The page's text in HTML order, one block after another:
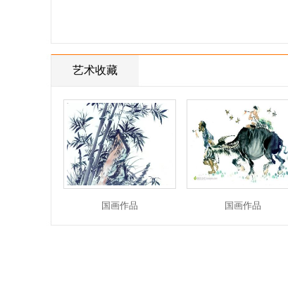
艺术收藏
国画作品 国画作品